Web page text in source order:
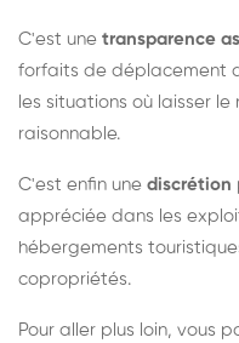
C'est une transparence
forfaits de déplacement
les situations où laisser
raisonnable.
C'est enfin une discrétion
appréciée dans les
hébergements
copropriétés.
Pour aller plus loin, vous